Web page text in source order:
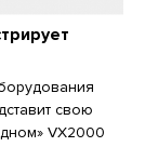
свою
VX2000